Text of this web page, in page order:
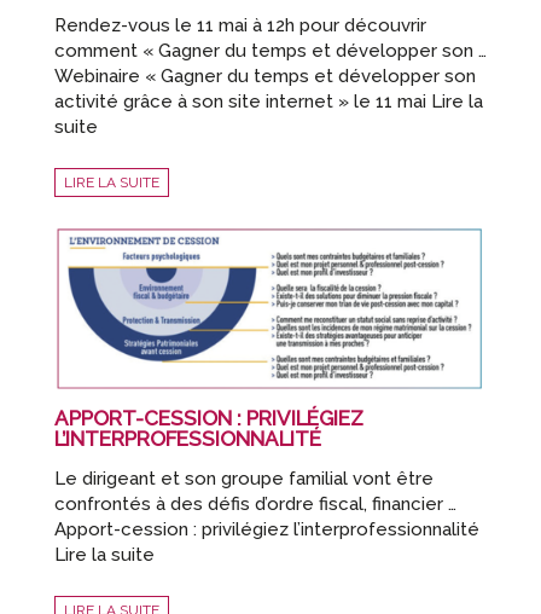
Rendez-vous le 11 mai à 12h pour découvrir
comment « Gagner du temps et développer son …
Webinaire « Gagner du temps et développer son
activité grâce à son site internet » le 11 mai Lire la
suite
LIRE LA SUITE
APPORT-CESSION : PRIVILÉGIEZ
L’INTERPROFESSIONNALITÉ
Le dirigeant et son groupe familial vont être
confrontés à des défis d’ordre fiscal, financier …
Apport-cession : privilégiez l’interprofessionnalité
Lire la suite
LIRE LA SUITE